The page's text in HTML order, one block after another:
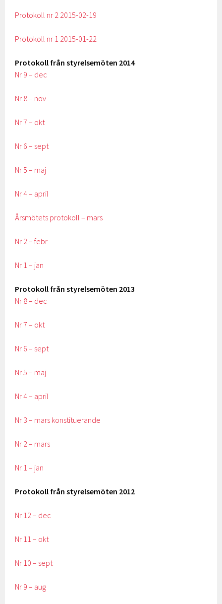
Protokoll nr 2 2015-02-19
Protokoll nr 1 2015-01-22
Protokoll från styrelsemöten 2014
Nr 9 – dec
Nr 8 – nov
Nr 7 – okt
Nr 6 – sept
Nr 5 – maj
Nr 4 – april
Årsmötets protokoll – mars
Nr 2 – febr
Nr 1 – jan
Protokoll från styrelsemöten 2013
Nr 8 – dec
Nr 7 – okt
Nr 6 – sept
Nr 5 – maj
Nr 4 – april
Nr 3 – mars konstituerande
Nr 2 – mars
Nr 1 – jan
Protokoll från styrelsemöten 2012
Nr 12 – dec
Nr 11 – okt
Nr 10 – sept
Nr 9 – aug